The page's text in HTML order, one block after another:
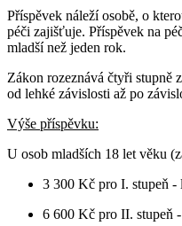
Příspěvek náleží osobě, o
péči zajišťuje. Příspěvek na
mladší než jeden rok.
Zákon rozeznává čtyři stupně
od lehké závislosti až po
Výše příspěvku:
U osob mladších 18 let věku
3 300 Kč pro I. stupeň -
6 600 Kč pro II. stupeň